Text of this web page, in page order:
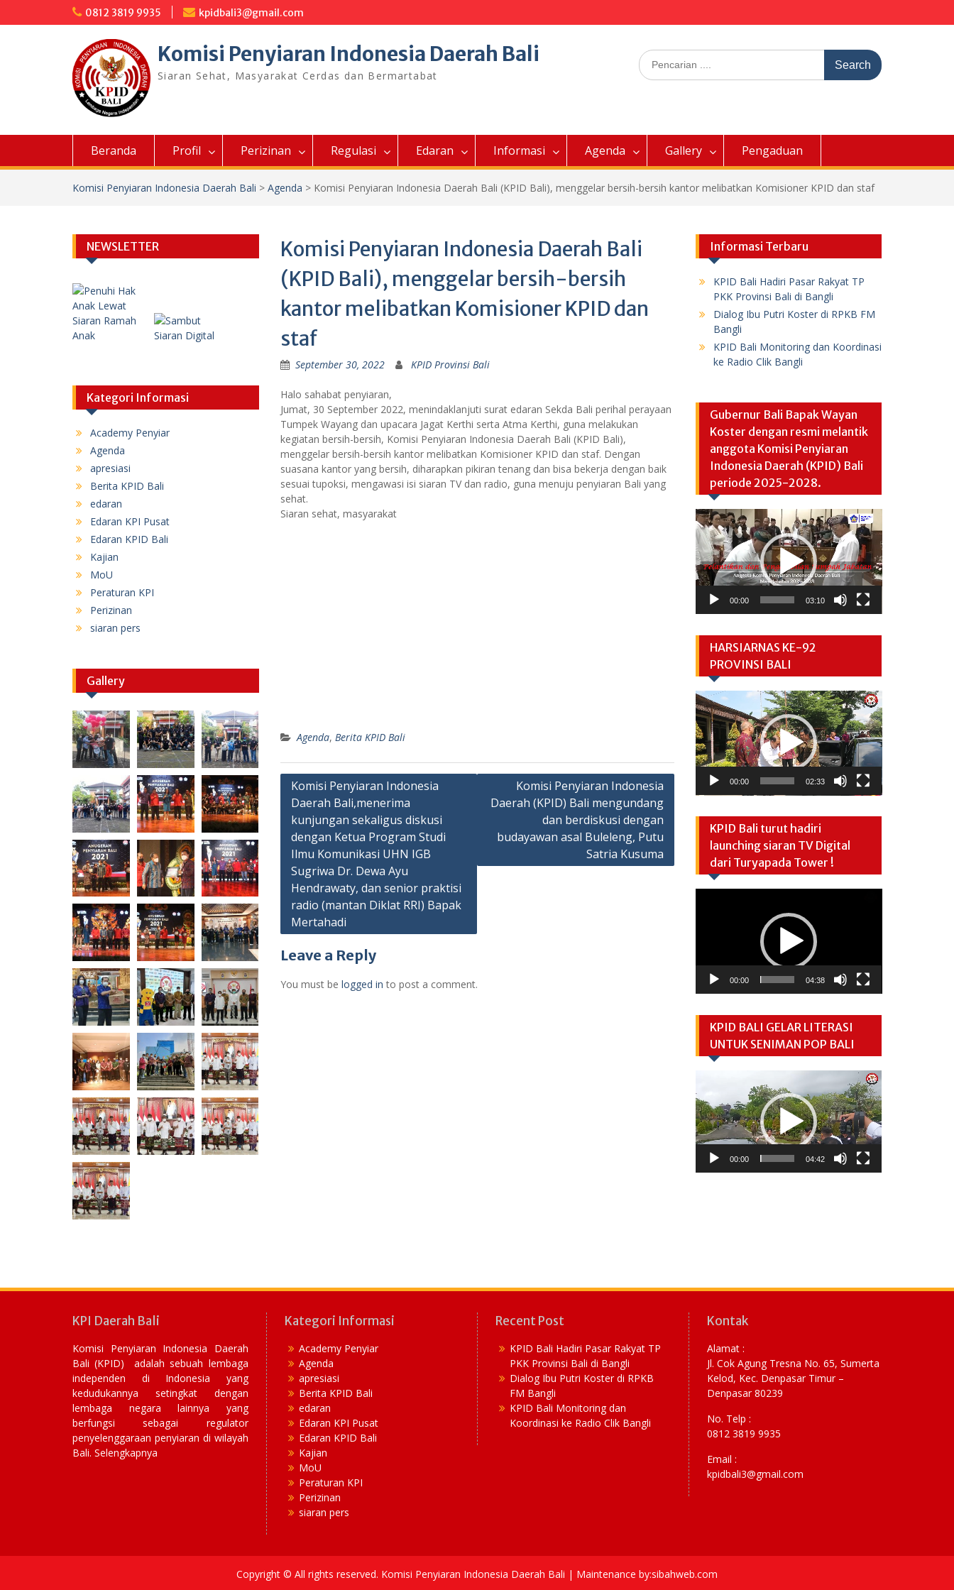
to
0812 3819 9935 kpidbali3@gmail.com
Komisi Penyiaran Indonesia Daerah Bali
Siaran Sehat, Masyarakat Cerdas dan Bermartabat
Search
for:
Beranda Profil Perizinan Regulasi Edaran Informasi Agenda Gallery Pengaduan
Komisi Penyiaran Indonesia Daerah Bali > Agenda > Komisi Penyiaran Indonesia Daerah Bali (KPID Bali), menggelar bersih-bersih kantor melibatkan Komisioner KPID dan staf
Komisi Penyiaran Indonesia Daerah Bali
(KPID Bali), menggelar bersih-bersih
kantor melibatkan Komisioner KPID dan
staf
September 30, 2022 KPID Provinsi Bali
Halo sahabat penyiaran,
Jumat, 30 September 2022, menindaklanjuti surat edaran Sekda Bali perihal perayaan
Tumpek Wayang dan upacara Jagat Kerthi serta Atma Kerthi, guna melakukan
kegiatan bersih-bersih, Komisi Penyiaran Indonesia Daerah Bali (KPID Bali),
menggelar bersih-bersih kantor melibatkan Komisioner KPID dan staf. Dengan
suasana kantor yang bersih, diharapkan pikiran tenang dan bisa bekerja dengan baik
sesuai tupoksi, mengawasi isi siaran TV dan radio, guna menuju penyiaran Bali yang
sehat.
Siaran sehat, masyarakat
Agenda, Berita KPID Bali
Post
navigation
Komisi Penyiaran Indonesia
Daerah Bali,menerima
kunjungan sekaligus diskusi
dengan Ketua Program Studi
Ilmu Komunikasi UHN IGB
Sugriwa Dr. Dewa Ayu
Hendrawaty, dan senior praktisi
radio (mantan Diklat RRI) Bapak
Mertahadi
Komisi Penyiaran Indonesia
Daerah (KPID) Bali mengundang
dan berdiskusi dengan
budayawan asal Buleleng, Putu
Satria Kusuma
Leave a Reply
You must be logged in to post a comment.
NEWSLETTER
Kategori Informasi
Academy Penyiar
Agenda
apresiasi
Berita KPID Bali
edaran
Edaran KPI Pusat
Edaran KPID Bali
Kajian
MoU
Peraturan KPI
Perizinan
siaran pers
Gallery
Informasi Terbaru
KPID Bali Hadiri Pasar Rakyat TP
PKK Provinsi Bali di Bangli
Dialog Ibu Putri Koster di RPKB FM
Bangli
KPID Bali Monitoring dan Koordinasi
ke Radio Clik Bangli
Gubernur Bali Bapak Wayan
Koster dengan resmi melantik
anggota Komisi Penyiaran
Indonesia Daerah (KPID) Bali
periode 2025-2028.
Video
Player
00:00 03:10
HARSIARNAS KE-92
PROVINSI BALI
Video
Player
00:00 02:33
KPID Bali turut hadiri
launching siaran TV Digital
dari Turyapada Tower !
00:00 04:38
KPID BALI GELAR LITERASI
UNTUK SENIMAN POP BALI
Player
00:00 04:42
KPI Daerah Bali
Komisi Penyiaran Indonesia Daerah
Bali (KPID) adalah sebuah lembaga
independen di Indonesia yang
kedudukannya setingkat dengan
lembaga negara lainnya yang
berfungsi sebagai regulator
penyelenggaraan penyiaran di wilayah
Bali. Selengkapnya
Kategori Informasi
Academy Penyiar
Agenda
apresiasi
Berita KPID Bali
edaran
Edaran KPI Pusat
Edaran KPID Bali
Kajian
MoU
Peraturan KPI
Perizinan
siaran pers
Recent Post
KPID Bali Hadiri Pasar Rakyat TP
PKK Provinsi Bali di Bangli
Dialog Ibu Putri Koster di RPKB
FM Bangli
KPID Bali Monitoring dan
Koordinasi ke Radio Clik Bangli
Kontak
Alamat :
Jl. Cok Agung Tresna No. 65, Sumerta
Kelod, Kec. Denpasar Timur –
Denpasar 80239
No. Telp :
0812 3819 9935
Email :
kpidbali3@gmail.com
Copyright © All rights reserved. Komisi Penyiaran Indonesia Daerah Bali | Maintenance by:sibahweb.com